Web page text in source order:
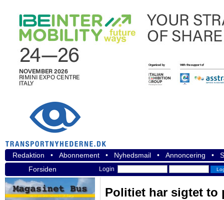
Redaktion • Abonnement • Nyhedsmail • Annoncering •
Forsiden
Login
Politiet har sigtet to